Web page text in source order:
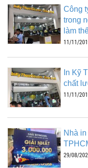
Công
trong
làm
11/11/
In Kỹ
chất
11/11/
Nhà
29/08/